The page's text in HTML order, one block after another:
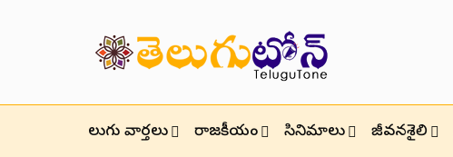
తెలుగు వార్తలు రాజకీయం సినిమాలు జీవనశైలి